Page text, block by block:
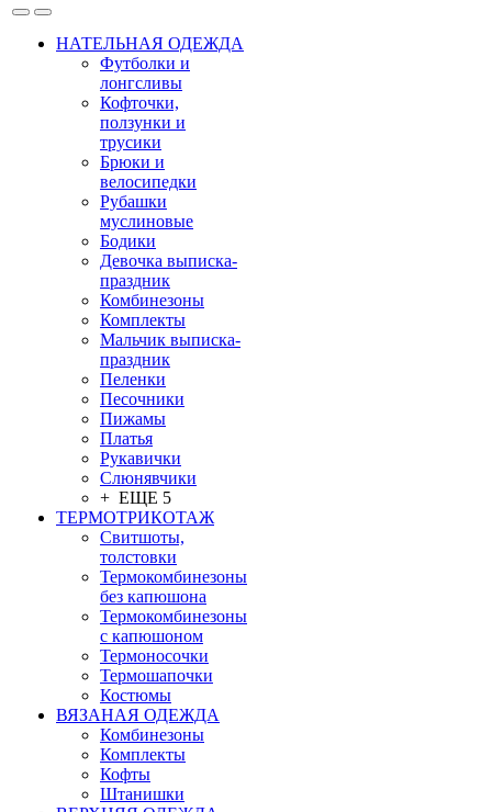
НАТЕЛЬНАЯ ОДЕЖДА
Футболки и
лонгсливы
Кофточки,
ползунки и
трусики
Брюки и
велосипедки
Рубашки
муслиновые
Бодики
Девочка выписка-
праздник
Комбинезоны
Комплекты
Мальчик выписка-
праздник
Пеленки
Песочники
Пижамы
Платья
Рукавички
Слюнявчики
+ ЕЩЕ 5
ТЕРМОТРИКОТАЖ
Свитшоты,
толстовки
Термокомбинезоны
без капюшона
Термокомбинезоны
с капюшоном
Термоносочки
Термошапочки
Костюмы
ВЯЗАНАЯ ОДЕЖДА
Комбинезоны
Комплекты
Кофты
Штанишки